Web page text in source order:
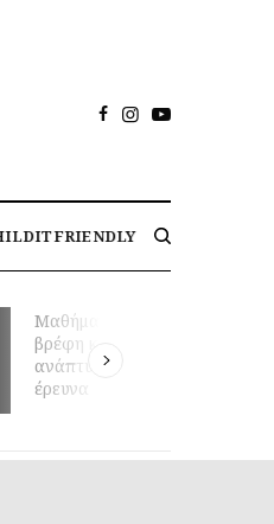
στην ψυχική υγεία και